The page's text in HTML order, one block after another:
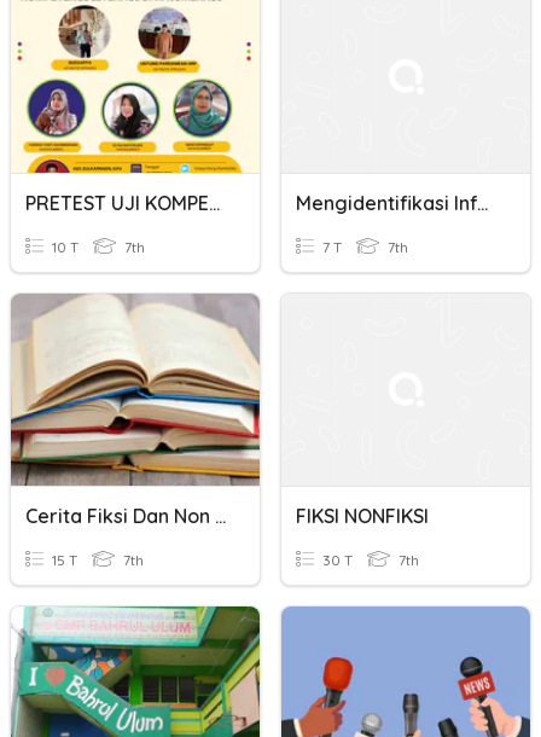
PRETEST UJI KOMPETENSI LITERASI DAN NUMERASI
10 T 7th
Mengidentifikasi Informasi Dalam Teks Prosedur
7 T 7th
Cerita Fiksi Dan Non Fiksi Kelas 7
15 T 7th
FIKSI NONFIKSI
30 T 7th